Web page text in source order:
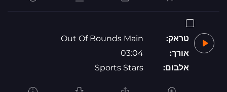
טראק:
Out Of Bounds Main
אורך:
03:04
אלבום:
Sports Stars